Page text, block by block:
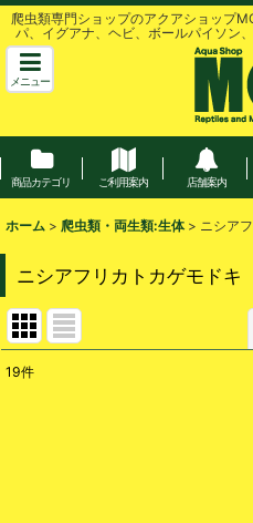
爬虫類専門ショップのアクアショップ
パ、イグアナ、ヘビ、ボールパイソン
メニュー
商品カテゴリ ご利用案内 店舗案内
ホーム > 爬虫類・両生類:生体 > ニシア
ニシアフリカトカゲモドキ
19件